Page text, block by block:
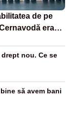
de pe
era
nou. Ce se
să avem bani